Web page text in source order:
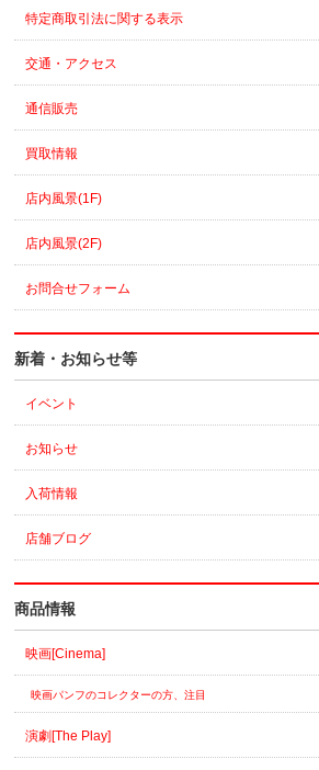
特定商取引法に関する表示
交通・アクセス
通信販売
買取情報
店内風景(1F)
店内風景(2F)
お問合せフォーム
新着・お知らせ等
イベント
お知らせ
入荷情報
店舗ブログ
商品情報
映画[Cinema]
映画パンフのコレクターの方、注目
演劇[The Play]